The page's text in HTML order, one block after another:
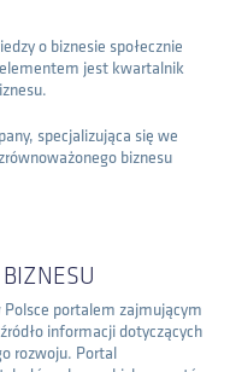
o biznesie społecznie
jest kwartalnik
specjalizująca się we
biznesu
portalem zajmującym
informacji dotyczących
rozwoju. Portal